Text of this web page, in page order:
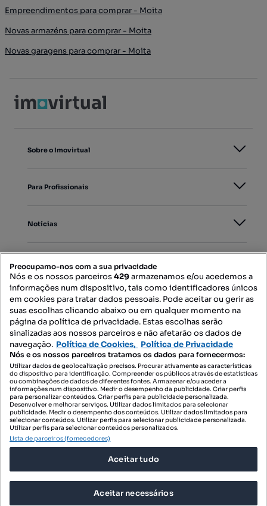
Empreendimentos para comprar - Moita
Novas armazéns para comprar - Moita
Novas garagens para comprar - Moita
Sobre o Imovirtual
Para Profissionais
Notícias
Mapa do Site
Contacte-nos
SIGA-NOS:
DESCARREGAR NA:
© 2026 Imovirtual.com, OLX Portugal, S.A.
Preocupamo-nos com a sua privacidade
Nós e os nossos parceiros429armazenamos e/ou acedemos a
informações num dispositivo, tais como identificadores únicos
em cookies para tratar dados pessoais. Pode aceitar ou gerir as
suas escolhas clicando abaixo ou em qualquer momento na
página da política de privacidade. Estas escolhas serão
sinalizadas aos nossos parceiros e não afetarão os dados de
navegação. Política de Cookies, Política de Privacidade
Nós e os nossos parceiros tratamos os dados para fornecermos:
Utilizar dados de geolocalização precisos. Procurar ativamente as características
do dispositivo para identificação. Compreender os públicos através de estatísticas
ou combinações de dados de diferentes fontes. Armazenar e/ou aceder a
informações num dispositivo. Medir o desempenho da publicidade. Criar perfis
para personalizar conteúdos. Criar perfis para publicidade personalizada.
Desenvolver e melhorar serviços. Utilizar dados limitados para selecionar
publicidade. Medir o desempenho dos conteúdos. Utilizar dados limitados para
selecionar conteúdos. Utilizar perfis para selecionar publicidade personalizada.
Utilizar perfis para selecionar conteúdos personalizados.
Lista de parceiros (fornecedores)
Aceitar tudo
Aceitar necessários